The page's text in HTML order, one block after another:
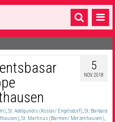
5
NOV. 2018
,St. Adelgundis (Koslar/ Engelsdorf),St. Barbara
,St. Martinus (Barmen/ Merzenhausen),